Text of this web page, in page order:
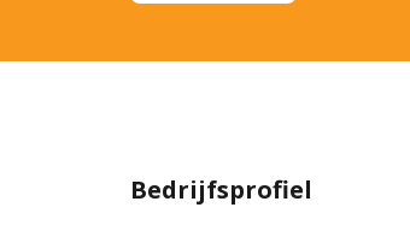
Bedrijfsprofiel